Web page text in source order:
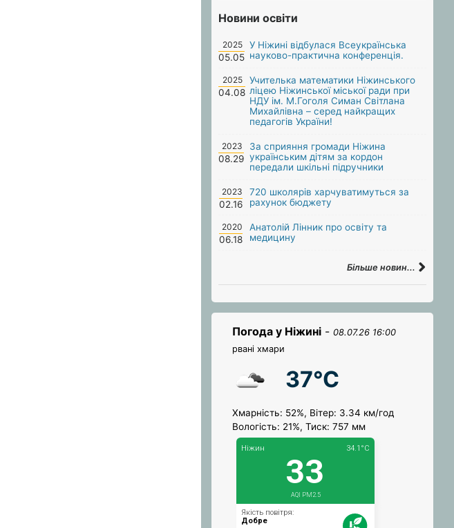
Новини освіти
2025
05.05
У Ніжині відбулася Всеукраїнська
науково-практична конференція.
2025
04.08
Учителька математики Ніжинського
ліцею Ніжинської міської ради при
НДУ ім. М.Гоголя Симан Світлана
Михайлівна – серед найкращих
педагогів України!
2023
08.29
За сприяння громади Ніжина
українським дітям за кордон
передали шкільні підручники
2023
02.16
720 школярів харчуватимуться за
рахунок бюджету
2020
06.18
Анатолій Лінник про освіту та
медицину
Більше новин...
Погода у Ніжині - 08.07.26 16:00
рвані хмари
37°C
Хмарність: 52%, Вітер: 3.34 км/год
Вологість: 21%, Тиск: 757 мм